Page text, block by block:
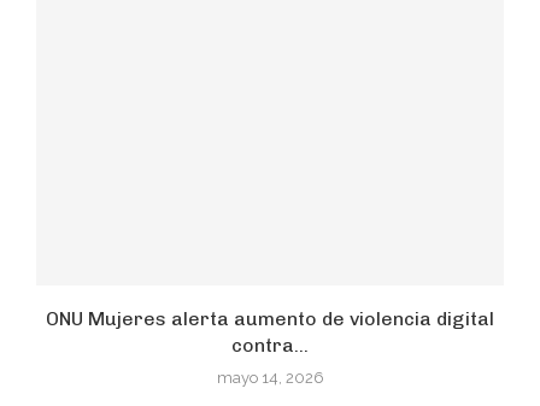
ONU Mujeres alerta aumento de violencia digital
contra...
mayo 14, 2026